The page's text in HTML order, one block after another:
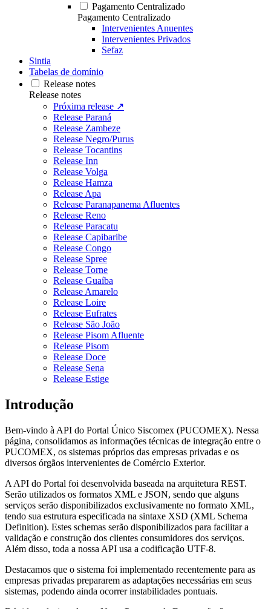
Pagamento Centralizado
Pagamento Centralizado
Intervenientes Anuentes
Intervenientes Privados
Sefaz
Sintia
Tabelas de domínio
Release notes
Release notes
Próxima release ↗
Release Paraná
Release Zambeze
Release Negro/Purus
Release Tocantins
Release Inn
Release Volga
Release Hamza
Release Apa
Release Paranapanema Afluentes
Release Reno
Release Paracatu
Release Capibaribe
Release Congo
Release Spree
Release Torne
Release Guaíba
Release Amarelo
Release Loire
Release Eufrates
Release São João
Release Pisom Afluente
Release Pisom
Release Doce
Release Sena
Release Estige
Introdução
Bem-vindo à API do Portal Único Siscomex (PUCOMEX). Nessa
página, consolidamos as informações técnicas de integração entre o
PUCOMEX, os sistemas próprios das empresas privadas e os
diversos órgãos intervenientes de Comércio Exterior.
A API do Portal foi desenvolvida baseada na arquitetura REST.
Serão utilizados os formatos XML e JSON, sendo que alguns
serviços serão disponibilizados exclusivamente no formato XML,
tendo sua estrutura especificada na sintaxe XSD (XML Schema
Definition). Estes schemas serão disponibilizados para facilitar a
validação e construção dos clientes consumidores dos serviços.
Além disso, toda a nossa API usa a codificação UTF-8.
Destacamos que o sistema foi implementado recentemente para as
empresas privadas prepararem as adaptações necessárias em seus
sistemas, podendo ainda ocorrer instabilidades pontuais.